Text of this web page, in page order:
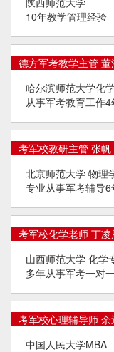
10年教学管理经验
德方军考教学主管 董
哈尔滨师范大学化
从事军考教育工作4
考军校教研主管 张帆
北京师范大学 物理
专业从事军考辅导6
考军校化学老师 丁凌
山西师范大学 化学
多年从事军考一对
考军校心理辅导师 余
中国人民大学MBA